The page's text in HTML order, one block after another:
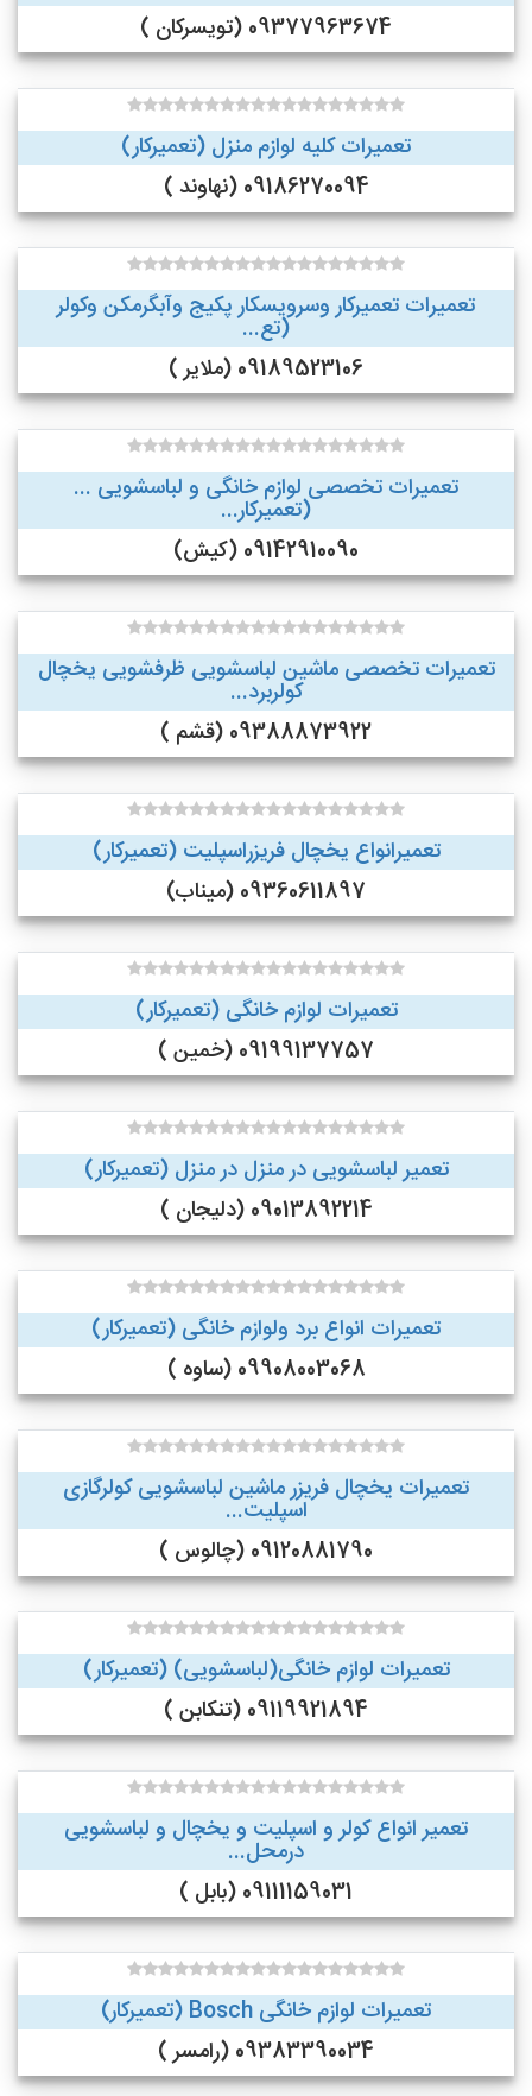
09377963674 (تویسرکان )
تعمیرات کلیه لوازم منزل (تعمیرکار)
09186270094 (نهاوند )
تعمیرات تعمیرکار وسرویسکار پکیج وآبگرمکن وکولر
(تع...
09189523106 (ملایر )
تعمیرات تخصصی لوازم خانگی و لباسشویی ...
(تعمیرکار...
09142910090 (کیش)
تعمیرات تخصصی ماشین لباسشویی ظرفشویی یخچال
کولربرد...
09388873922 (قشم )
تعمیرانواع یخچال فریزراسپلیت (تعمیرکار)
09360611897 (میناب)
تعمیرات لوازم خانگی (تعمیرکار)
09199137757 (خمین )
تعمیر لباسشویی در منزل در منزل (تعمیرکار)
09013892214 (دلیجان )
تعمیرات انواع برد ولوازم خانگی (تعمیرکار)
09908003068 (ساوه )
تعمیرات یخچال فریزر ماشین لباسشویی کولرگازی
اسپلیت...
09120881790 (چالوس )
تعمیرات لوازم خانگی(لباسشویی) (تعمیرکار)
09119921894 (تنکابن )
تعمیر انواع کولر و اسپلیت و یخچال و لباسشویی
درمحل...
09111159031 (بابل )
تعمیرات لوازم خانگی Bosch (تعمیرکار)
09383390034 (رامسر )